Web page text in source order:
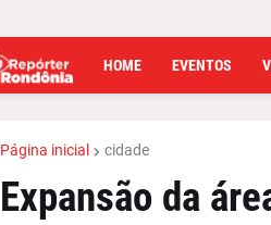
HOME EVENTOS
Página inicial cidade
Expansão da